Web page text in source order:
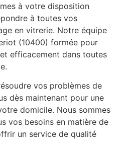
à votre disposition
à toutes vos
en vitrerie. Notre équipe
(10400) formée pour
efficacement dans toutes
vos problèmes de
dès maintenant pour une
domicile. Nous sommes
vos besoins en matière de
un service de qualité